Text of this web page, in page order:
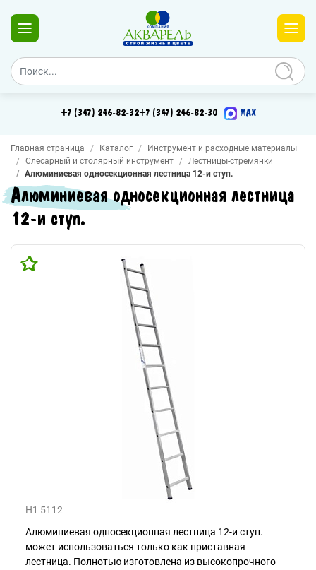
+7 (347) 246-82-32+7 (347) 246-82-30 MAX
Главная страница Каталог
Инструмент и расходные материалы
Слесарный и столярный инструмент
Лестницы-стремянки
Алюминиевая односекционная лестница 12-и ступ.
Алюминиевая односекционная лестница
12-и ступ.
H1 5112
Алюминиевая односекционная лестница 12-и ступ.
может использоваться только как приставная
лестница. Полнотью изготовлена из высокопрочного